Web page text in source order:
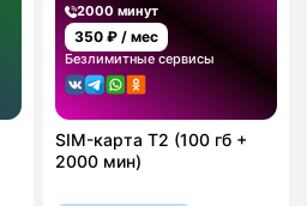
2000 минут
350 ₽ / мес
Безлимитные сервисы
SIM-карта T2 (100 гб +
2000 мин)